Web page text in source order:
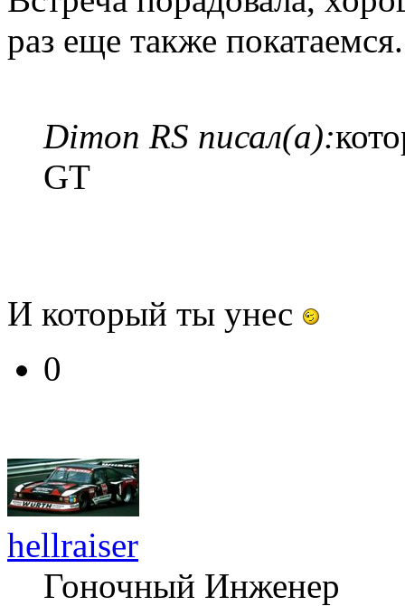
раз еще также покатаемся.
Dimon RS писал(а):
GT
И который ты унес
0
hellraiser
Гоночный Инженер